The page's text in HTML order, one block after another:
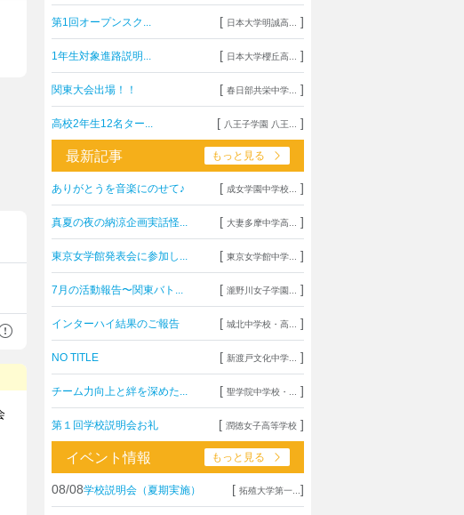
第1回オープンスク... [ 日本大学明誠高... ]
1年生対象進路説明... [ 日本大学櫻丘高... ]
関東大会出場！！ [ 春日部共栄中学... ]
高校2年生12名ター... [ 八王子学園 八王... ]
最新記事 もっと見る
ありがとうを音楽にのせて♪ [ 成女学園中学校... ]
真夏の夜の納涼企画実話怪... [ 大妻多摩中学高... ]
東京女学館発表会に参加し... [ 東京女学館中学... ]
7月の活動報告〜関東バト... [ 瀧野川女子学園... ]
インターハイ結果のご報告 [ 城北中学校・高... ]
NO TITLE [ 新渡戸文化中学... ]
チーム力向上と絆を深めた... [ 聖学院中学校・... ]
第１回学校説明会お礼 [ 潤徳女子高等学校 ]
イベント情報 もっと見る
08/08学校説明会（夏期実施） [ 拓殖大学第一... ]